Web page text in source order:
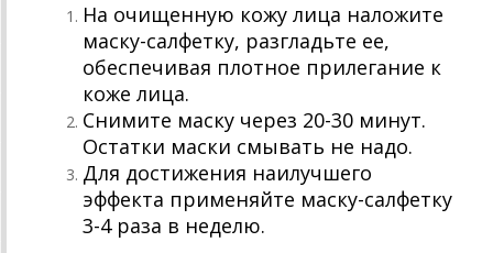
На очищенную кожу лица наложите
маску-салфетку, разгладьте ее,
обеспечивая плотное прилегание к
коже лица.
Снимите маску через 20-30 минут.
Остатки маски смывать не надо.
Для достижения наилучшего
эффекта применяйте маску-салфетку
3-4 раза в неделю.